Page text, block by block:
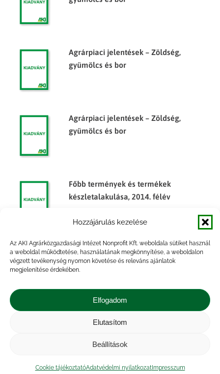
Hozzájárulás kezelése
Az AKI Agrárközgazdasági Intézet Nonprofit Kft. weboldala sütiket használ
a weboldal működtetése, használatának megkönnyítése, a weboldalon
végzett tevékenység nyomon követése és releváns ajánlatok
megjelenítése érdekében.
Elfogadom
Elutasítom
Beállítások
Cookie tájékoztatóAdatvédelmi nyilatkozatImpresszum
Agrárpiaci jelentések – Zöldség,
gyümölcs és bor
Agrárpiaci jelentések – Zöldség,
gyümölcs és bor
Főbb termények és termékek
készletalakulása, 2014. félév
Főbb termények és termékek
készletalakulása, 2014. év
Kapcsolat |
tájékoztató